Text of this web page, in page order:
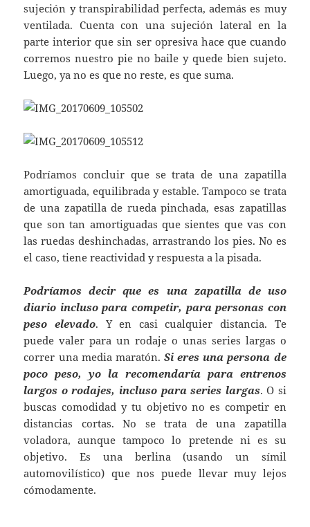
sujeción y transpirabilidad perfecta, además es muy
ventilada. Cuenta con una sujeción lateral en la
parte interior que sin ser opresiva hace que cuando
corremos nuestro pie no baile y quede bien sujeto.
Luego, ya no es que no reste, es que suma.
Podríamos concluir que se trata de una zapatilla
amortiguada, equilibrada y estable. Tampoco se trata
de una zapatilla de rueda pinchada, esas zapatillas
que son tan amortiguadas que sientes que vas con
las ruedas deshinchadas, arrastrando los pies. No es
el caso, tiene reactividad y respuesta a la pisada.
Podríamos decir que es una zapatilla de uso
diario incluso para competir, para personas con
peso elevado. Y en casi cualquier distancia. Te
puede valer para un rodaje o unas series largas o
correr una media maratón. Si eres una persona de
poco peso, yo la recomendaría para entrenos
largos o rodajes, incluso para series largas. O si
buscas comodidad y tu objetivo no es competir en
distancias cortas. No se trata de una zapatilla
voladora, aunque tampoco lo pretende ni es su
objetivo. Es una berlina (usando un símil
automovilístico) que nos puede llevar muy lejos
cómodamente.